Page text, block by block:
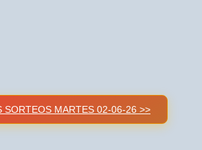
SORTEOS MARTES 02-06-26 >>